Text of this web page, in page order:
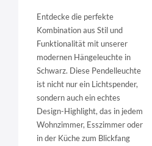
Entdecke die perfekte
Kombination aus Stil und
Funktionalität mit unserer
modernen Hängeleuchte in
Schwarz. Diese Pendelleuchte
ist nicht nur ein Lichtspender,
sondern auch ein echtes
Design-Highlight, das in jedem
Wohnzimmer, Esszimmer oder
in der Küche zum Blickfang